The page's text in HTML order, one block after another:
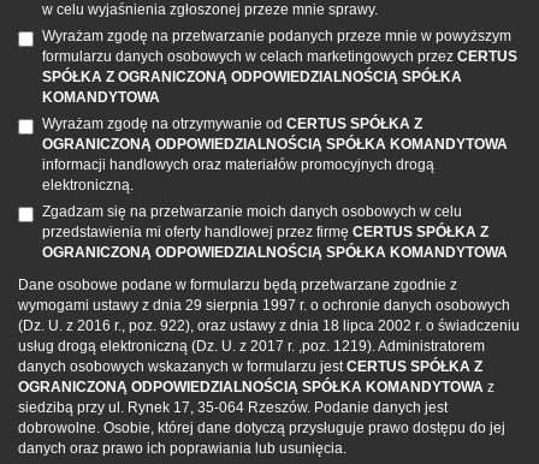
w celu wyjaśnienia zgłoszonej przeze mnie sprawy.
Wyrażam zgodę na przetwarzanie podanych przeze mnie w powyższym
formularzu danych osobowych w celach marketingowych przez CERTUS
SPÓŁKA Z OGRANICZONĄ ODPOWIEDZIALNOŚCIĄ SPÓŁKA
KOMANDYTOWA
Wyrażam zgodę na otrzymywanie od CERTUS SPÓŁKA Z
OGRANICZONĄ ODPOWIEDZIALNOŚCIĄ SPÓŁKA KOMANDYTOWA
informacji handlowych oraz materiałów promocyjnych drogą
elektroniczną.
Zgadzam się na przetwarzanie moich danych osobowych w celu
przedstawienia mi oferty handlowej przez firmę CERTUS SPÓŁKA Z
OGRANICZONĄ ODPOWIEDZIALNOŚCIĄ SPÓŁKA KOMANDYTOWA
Dane osobowe podane w formularzu będą przetwarzane zgodnie z
wymogami ustawy z dnia 29 sierpnia 1997 r. o ochronie danych osobowych
(Dz. U. z 2016 r., poz. 922), oraz ustawy z dnia 18 lipca 2002 r. o świadczeniu
usług drogą elektroniczną (Dz. U. z 2017 r. ,poz. 1219). Administratorem
danych osobowych wskazanych w formularzu jestCERTUS SPÓŁKA Z
OGRANICZONĄ ODPOWIEDZIALNOŚCIĄ SPÓŁKA KOMANDYTOWA z
siedzibą przy ul. Rynek 17, 35-064 Rzeszów. Podanie danych jest
dobrowolne. Osobie, której dane dotyczą przysługuje prawo dostępu do jej
danych oraz prawo ich poprawiania lub usunięcia.